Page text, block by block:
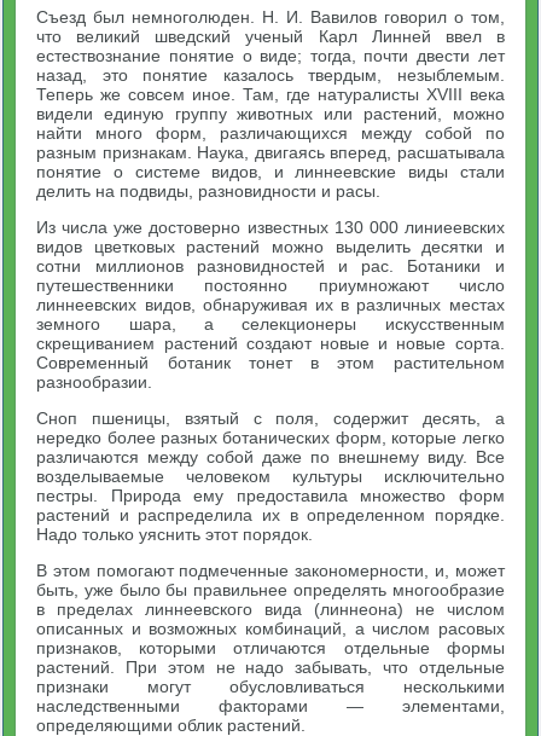
Съезд был немноголюден. Н. И. Вавилов говорил о том,
что великий шведский ученый Карл Линней ввел в
естествознание понятие о виде; тогда, почти двести лет
назад, это понятие казалось твердым, незыблемым.
Теперь же совсем иное. Там, где натуралисты XVIII века
видели единую группу животных или растений, можно
найти много форм, различающихся между собой по
разным признакам. Наука, двигаясь вперед, расшатывала
понятие о системе видов, и линнеевские виды стали
делить на подвиды, разновидности и расы.
Из числа уже достоверно известных 130 000 линиеевских
видов цветковых растений можно выделить десятки и
сотни миллионов разновидностей и рас. Ботаники и
путешественники постоянно приумножают число
линнеевских видов, обнаруживая их в различных местах
земного шара, а селекционеры искусственным
скрещиванием растений создают новые и новые сорта.
Современный ботаник тонет в этом растительном
разнообразии.
Сноп пшеницы, взятый с поля, содержит десять, а
нередко более разных ботанических форм, которые легко
различаются между собой даже по внешнему виду. Все
возделываемые человеком культуры исключительно
пестры. Природа ему предоставила множество форм
растений и распределила их в определенном порядке.
Надо только уяснить этот порядок.
В этом помогают подмеченные закономерности, и, может
быть, уже было бы правильнее определять многообразие
в пределах линнеевского вида (линнеона) не числом
описанных и возможных комбинаций, а числом расовых
признаков, которыми отличаются отдельные формы
растений. При этом не надо забывать, что отдельные
признаки могут обусловливаться несколькими
наследственными факторами — элементами,
определяющими облик растений.